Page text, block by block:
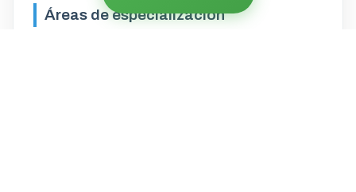
Áreas de especialización